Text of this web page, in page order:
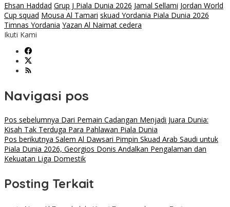
Ehsan Haddad Grup J Piala Dunia 2026 Jamal Sellami Jordan World
Cup squad Mousa Al Tamari skuad Yordania Piala Dunia 2026
Timnas Yordania Yazan Al Naimat cedera
Ikuti Kami
Navigasi pos
Pos sebelumnya Dari Pemain Cadangan Menjadi Juara Dunia:
Kisah Tak Terduga Para Pahlawan Piala Dunia
Pos berikutnya Salem Al Dawsari Pimpin Skuad Arab Saudi untuk
Piala Dunia 2026, Georgios Donis Andalkan Pengalaman dan
Kekuatan Liga Domestik
Posting Terkait